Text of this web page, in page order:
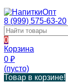
8 (999) 575-63-20
0
Корзина
0 ₽
(пусто)
Товар в корзине!